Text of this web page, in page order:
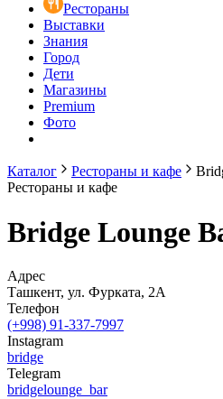
Рестораны
Выставки
Знания
Город
Дети
Магазины
Premium
Фото
Каталог Рестораны и кафе
Рестораны и кафе
Bridge Lounge
Адрес
Ташкент, ул. Фурката, 2А
Телефон
(+998) 91-337-7997
Instagram
bridge
Telegram
bridgelounge_bar